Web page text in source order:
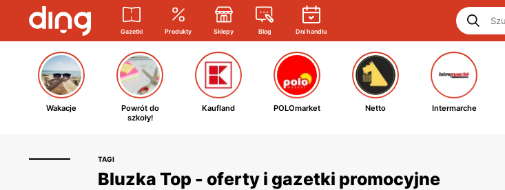
Gazetki Produkty Sklepy Blog Dni handlu
Wakacje
Powrót do
szkoły!
Kaufland POLOmarket Netto Intermarche
TAGI
Bluzka Top - oferty i gazetki promocyjne